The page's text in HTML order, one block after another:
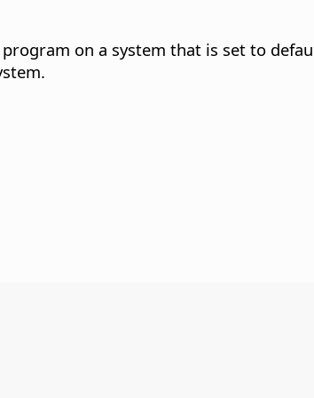
on a system that is set to